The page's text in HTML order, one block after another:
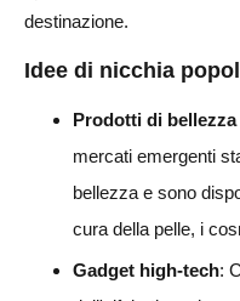
destinazione.
Idee di nicchia
Prodotti di
mercati emergenti
bellezza e sono
cura della pelle, i
Gadget high-tech: